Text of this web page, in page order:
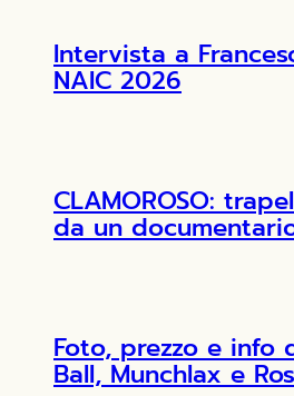
Intervista a
NAIC 2026
CLAMOROSO:
da un
Foto, prezzo e info
Ball, Munchlax e